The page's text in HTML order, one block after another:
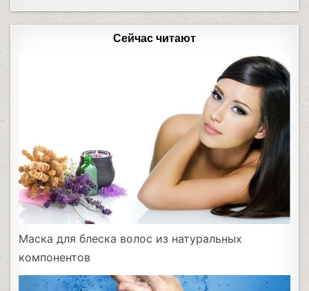
Сейчас читают
Маска для блеска волос из натуральных
компонентов